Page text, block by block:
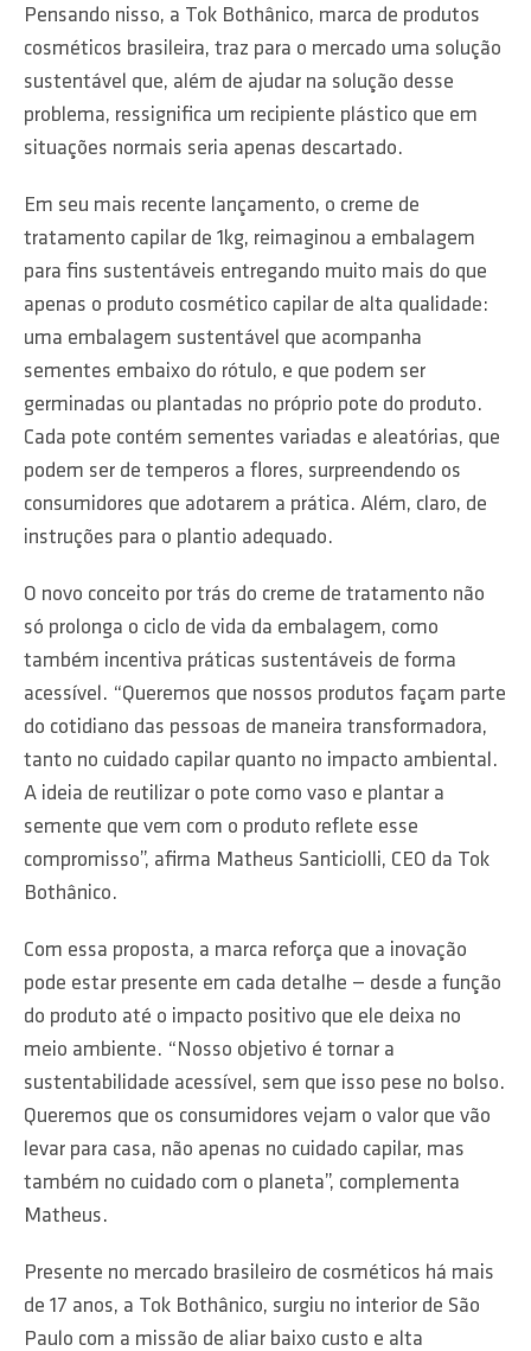
Pensando nisso, a Tok Bothânico, marca de produtos
cosméticos brasileira, traz para o mercado uma solução
sustentável que, além de ajudar na solução desse
problema, ressignifica um recipiente plástico que em
situações normais seria apenas descartado.
Em seu mais recente lançamento, o creme de
tratamento capilar de 1kg, reimaginou a embalagem
para fins sustentáveis entregando muito mais do que
apenas o produto cosmético capilar de alta qualidade:
uma embalagem sustentável que acompanha
sementes embaixo do rótulo, e que podem ser
germinadas ou plantadas no próprio pote do produto.
Cada pote contém sementes variadas e aleatórias, que
podem ser de temperos a flores, surpreendendo os
consumidores que adotarem a prática. Além, claro, de
instruções para o plantio adequado.
O novo conceito por trás do creme de tratamento não
só prolonga o ciclo de vida da embalagem, como
também incentiva práticas sustentáveis de forma
acessível. “Queremos que nossos produtos façam parte
do cotidiano das pessoas de maneira transformadora,
tanto no cuidado capilar quanto no impacto ambiental.
A ideia de reutilizar o pote como vaso e plantar a
semente que vem com o produto reflete esse
compromisso”, afirma Matheus Santiciolli, CEO da Tok
Bothânico.
Com essa proposta, a marca reforça que a inovação
pode estar presente em cada detalhe — desde a função
do produto até o impacto positivo que ele deixa no
meio ambiente. “Nosso objetivo é tornar a
sustentabilidade acessível, sem que isso pese no bolso.
Queremos que os consumidores vejam o valor que vão
levar para casa, não apenas no cuidado capilar, mas
também no cuidado com o planeta”, complementa
Matheus.
Presente no mercado brasileiro de cosméticos há mais
de 17 anos, a Tok Bothânico, surgiu no interior de São
Paulo com a missão de aliar baixo custo e alta